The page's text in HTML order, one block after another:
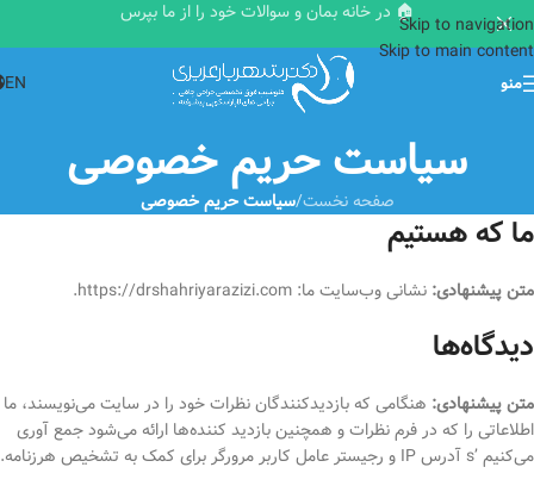
Skip to navigation
Skip to main content
🏠 در خانه بمان و سوالات خود را از ما بپرس
منو EN
سیاست حریم خصوصی
صفحه نخست/سیاست حریم خصوصی
ما که هستیم
متن پیشنهادی: نشانی وب‌سایت ما: https://drshahriyarazizi.com.
دیدگاه‌ها
متن پیشنهادی: هنگامی که بازدیدکنندگان نظرات خود را در سایت می‌نویسند، ما
اطلاعاتی را که در فرم نظرات و همچنین بازدید کننده‌ها ارائه می‌شود جمع آوری
می‌کنیم ’s آدرس IP و رجیستر عامل کاربر مرورگر برای کمک به تشخیص هرزنامه.